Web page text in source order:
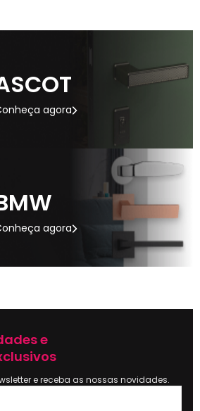
agora
agora
e
e receba as nossas novidades.